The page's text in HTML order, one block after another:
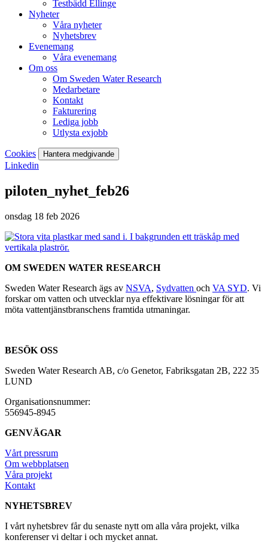
Testbädd Ellinge
Nyheter
Våra nyheter
Nyhetsbrev
Evenemang
Våra evenemang
Om oss
Om Sweden Water Research
Medarbetare
Kontakt
Fakturering
Lediga jobb
Utlysta exjobb
Cookies Hantera medgivande
Linkedin
piloten_nyhet_feb26
onsdag 18 feb 2026
OM SWEDEN WATER RESEARCH
Sweden Water Research ägs av NSVA, Sydvatten och VA SYD. Vi
forskar om vatten och utvecklar nya effektivare lösningar för att
möta vattentjänstbranschens framtida utmaningar.
BESÖK OSS
Sweden Water Research AB, c/o Genetor, Fabriksgatan 2B, 222 35
LUND
Organisationsnummer:
556945-8945
GENVÄGAR
Vårt pressrum
Om webbplatsen
Våra projekt
Kontakt
NYHETSBREV
I vårt nyhetsbrev får du senaste nytt om alla våra projekt, vilka
konferenser vi deltar i och mycket annat.